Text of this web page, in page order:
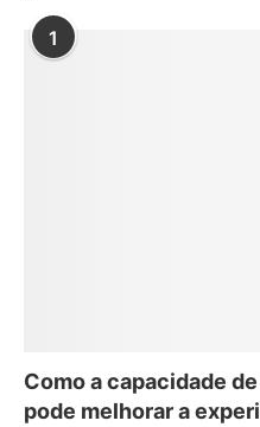
1
Como a capacidade
pode melhorar a